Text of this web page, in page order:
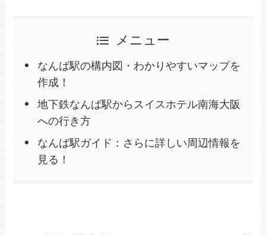
メニュー
なんば駅の構内図・わかりやすいマップを
作成！
地下鉄なんば駅からスイスホテル南海大阪
への行き方
なんば駅ガイド：さらに詳しい周辺情報を
見る！